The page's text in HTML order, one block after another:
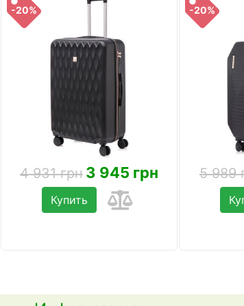
-20%
4 931 грн 3 945 грн
Купить
-20%
5 989